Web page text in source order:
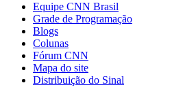
Equipe CNN Brasil
Grade de Programação
Blogs
Colunas
Fórum CNN
Mapa do site
Distribuição do Sinal